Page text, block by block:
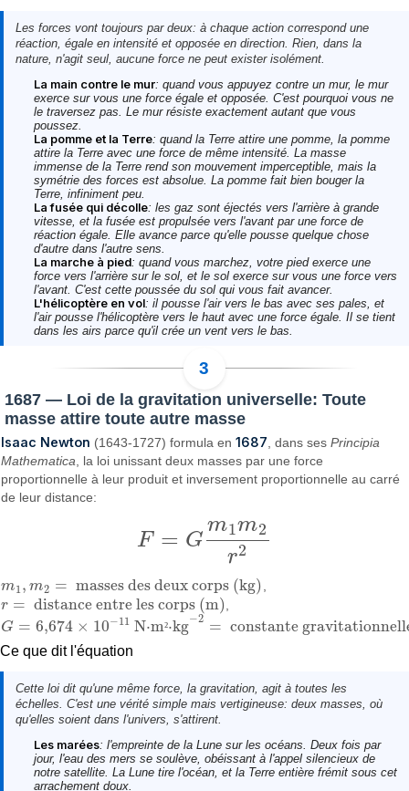
Les forces vont toujours par deux: à chaque action correspond une
réaction, égale en intensité et opposée en direction. Rien, dans la
nature, n'agit seul, aucune force ne peut exister isolément.
La main contre le mur: quand vous appuyez contre un mur, le mur
exerce sur vous une force égale et opposée. C'est pourquoi vous ne
le traversez pas. Le mur résiste exactement autant que vous
poussez.
La pomme et la Terre: quand la Terre attire une pomme, la pomme
attire la Terre avec une force de même intensité. La masse
immense de la Terre rend son mouvement imperceptible, mais la
symétrie des forces est absolue. La pomme fait bien bouger la
Terre, infiniment peu.
La fusée qui décolle: les gaz sont éjectés vers l'arrière à grande
vitesse, et la fusée est propulsée vers l'avant par une force de
réaction égale. Elle avance parce qu'elle pousse quelque chose
d'autre dans l'autre sens.
La marche à pied: quand vous marchez, votre pied exerce une
force vers l'arrière sur le sol, et le sol exerce sur vous une force vers
l'avant. C'est cette poussée du sol qui vous fait avancer.
L'hélicoptère en vol: il pousse l'air vers le bas avec ses pales, et
l'air pousse l'hélicoptère vers le haut avec une force égale. Il se tient
dans les airs parce qu'il crée un vent vers le bas.
1687 — Loi de la gravitation universelle: Toute
masse attire toute autre masse
Isaac Newton (1643-1727) formula en1687, dans sesPrincipia
Mathematica, la loi unissant deux masses par une force
proportionnelle à leur produit et inversement proportionnelle au carré
de leur distance:
F = G
m1m2
r2
F= Gm 1m2r2
m1, m2 = masses des deux corps (kg)
m1 ,m2=masses des deux corps (kg) ,
r = distance entre les corps (m)
r= distance entre les corps (m)
G = 6,674 × 10−11 N⋅m²⋅kg−2 = constante
G= 6,674×10 −11N·m²·kg−2=constante gravitationnelle
Ce que dit l'équation
Cette loi dit qu'une même force, la gravitation, agit à toutes les
échelles. C'est une vérité simple mais vertigineuse: deux masses, où
qu'elles soient dans l'univers, s'attirent.
Les marées: l'empreinte de la Lune sur les océans. Deux fois par
jour, l'eau des mers se soulève, obéissant à l'appel silencieux de
notre satellite. La Lune tire l'océan, et la Terre entière frémit sous cet
arrachement doux.